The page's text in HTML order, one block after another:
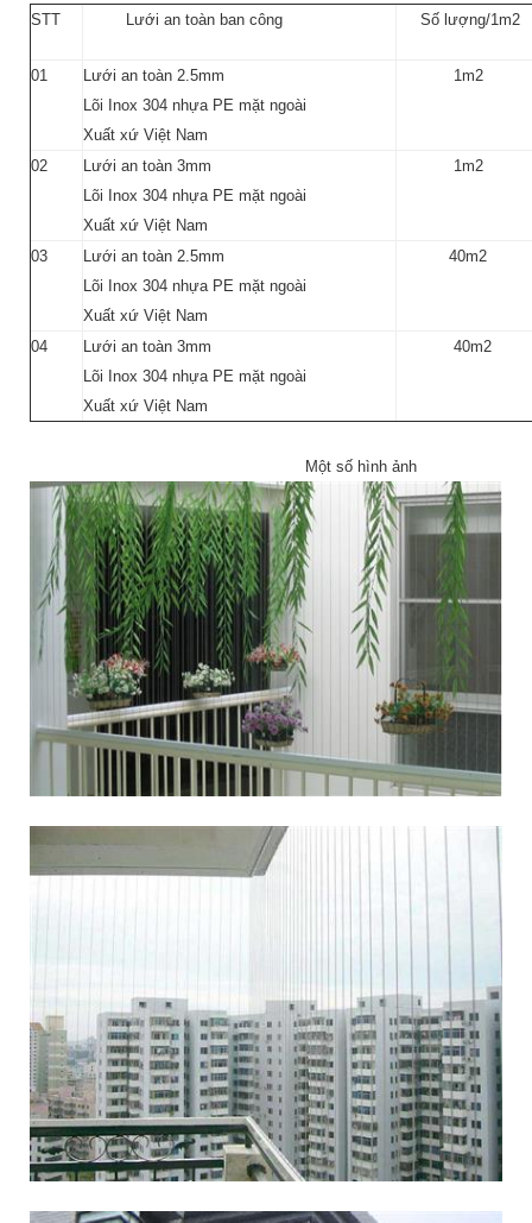
STT
Lưới an toàn ban công Số lượng/1m2
01
Lưới an toàn 2.5mm
Lõi Inox 304 nhựa PE mặt ngoài
Xuất xứ Việt Nam
1m2
02
Lưới an toàn 3mm
Lõi Inox 304 nhựa PE mặt ngoài
Xuất xứ Việt Nam
1m2
03
Lưới an toàn 2.5mm
Lõi Inox 304 nhựa PE mặt ngoài
Xuất xứ Việt Nam
40m2
04
Lưới an toàn 3mm
Lõi Inox 304 nhựa PE mặt ngoài
Xuất xứ Việt Nam
40m2
Một số hình ảnh